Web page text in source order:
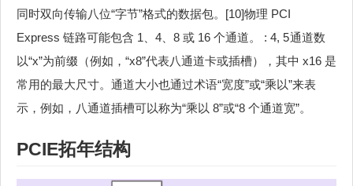
同时双向传输八位“字节”格式的数据包。[10]物理 PCI
Express 链路可能包含 1、4、8 或 16 个通道。 : 4, 5 通道数
以“x”为前缀（例如，“x8”代表八通道卡或插槽），其中 x16 是
常用的最大尺寸。通道大小也通过术语“宽度”或“乘以”来表
示，例如，八通道插槽可以称为“乘以 8”或“8 个通道宽”。
PCIE拓年结构